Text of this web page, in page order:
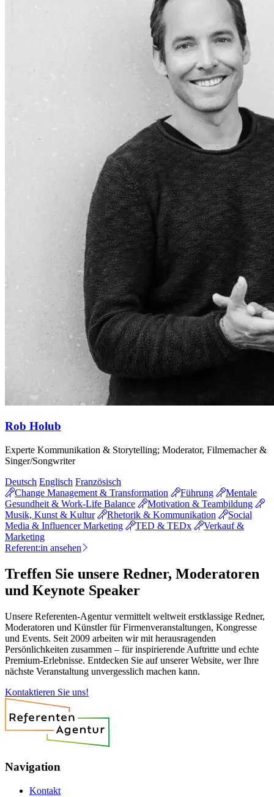
Rob Holub
Experte Kommunikation & Storytelling; Moderator, Filmemacher &
Singer/Songwriter
Deutsch Englisch Französisch
Change Management & Transformation
Führung
Mentale
Gesundheit & Work-Life Balance
Motivation & Teambildung
Musik, Kunst & Kultur
Rhetorik & Kommunikation
Social
Media & Influencer Marketing
TED & TEDx
Verkauf &
Marketing
Referent:in ansehen
Treffen Sie unsere Redner, Moderatoren
und Keynote Speaker
Unsere Referenten-Agentur vermittelt weltweit erstklassige Redner,
Moderatoren und Künstler für Firmenveranstaltungen, Kongresse
und Events. Seit 2009 arbeiten wir mit herausragenden
Persönlichkeiten zusammen – für inspirierende Auftritte und echte
Premium-Erlebnisse. Entdecken Sie auf unserer Website, wer Ihre
nächste Veranstaltung unvergesslich machen kann.
Kontaktieren Sie uns!
Navigation
Kontakt